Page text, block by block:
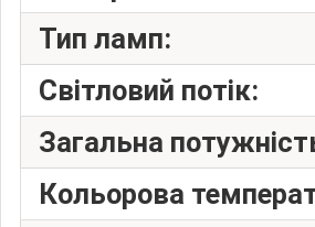
Тип ламп:
Світловий потік:
Загальна
Кольорова